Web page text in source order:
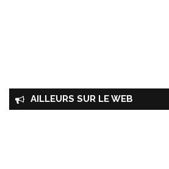
AILLEURS SUR LE WEB